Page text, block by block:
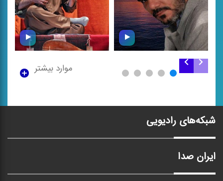
موارد بیشتر
شبکه‌های رادیویی
ایران صدا